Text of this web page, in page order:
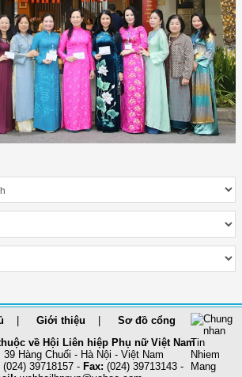
Giới thiệu
Sơ đồ cổng
về Hội Liên hiệp Phụ nữ Việt Nam
Hàng Chuối - Hà Nội - Việt Nam
(024) 39718157 - Fax: (024) 39713143 -